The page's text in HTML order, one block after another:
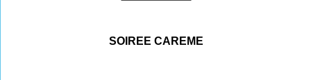
SOIREE CAREME